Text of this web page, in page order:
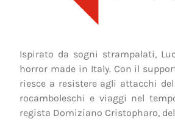
Ispirato da sogni strampalati,
horror made in Italy. Con il
riesce a resistere agli attacchi
rocamboleschi e viaggi nel
regista Domiziano Cristopharo,